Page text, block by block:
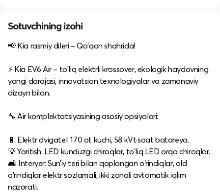
Sotuvchining izohi
📢 Kia rasmiy dileri – Qo'qon shahrida!​
⚡ Kia EV6 Air – to‘liq elektrli krossover, ekologik haydovning
yangi darajasi, innovatsion texnologiyalar va zamonaviy
dizayn bilan.​
🔧 Air komplektatsiyasining asosiy opsiyalari:
🔋 Elektr dvigatel: 170 ot kuchi, 58 kVt·soat batareya.​
💡 Yoritish: LED kunduzgi chiroqlar, to‘liq LED orqa chiroqlar.​
🛋️ Interyer: Sun’iy teri bilan qoplangan o‘rindiqlar, old
o‘rindiqlar elektr sozlamali, ikki zonali avtomatik iqlim
nazorati.​